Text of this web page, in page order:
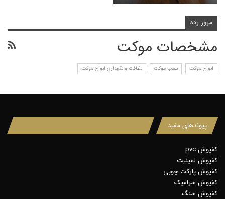
مرور رده
مشخصات موکت
انواع موکت نصب موکت نظافت و نگهداری انواع موکت
پیوندهای مفید
کفپوش pvc
کفپوش لمینیت
کفپوش پارکت چوبی
کفپوش سرامیک
کفپوش سنگ